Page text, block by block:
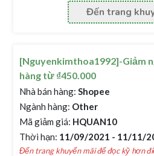
Đến trang
[Nguyenkimthoa1992]-Giảm
hàng từ ₫450.000
Nhà bán hàng: Shopee
Ngành hàng: Other
Mã giảm giá: HQUAN10
Thời hạn: 11/09/2021 - 11/11/
Đến trang khuyến mãi để đọc kỹ hơn